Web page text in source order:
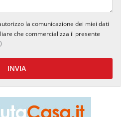
la comunicazione dei miei dati
che commercializza il presente
)
INVIA